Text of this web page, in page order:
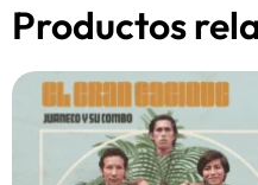
Productos